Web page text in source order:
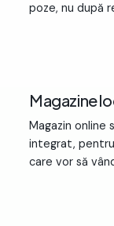
poze, nu după
Magazine
Magazin online
integrat,
care vor să